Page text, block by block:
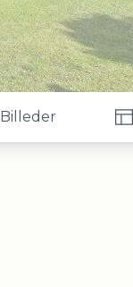
Billeder